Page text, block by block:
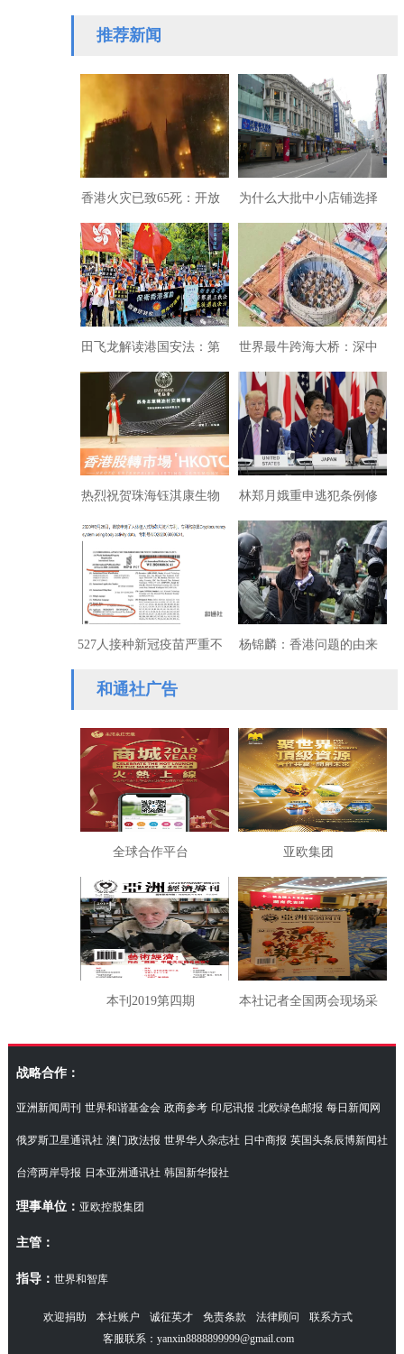
推荐新闻
香港火灾已致65死：开放
秩序下城市臃肿的安全隐
患警示
为什么大批中小店铺选择
退出淘宝？
田飞龙解读港国安法：第
43条细则保障港警规范执
法
世界最牛跨海大桥：深中
通道进展神速
热烈祝贺珠海钰淇康生物
成功挂牌HKOTC
​林郑月娥重申逃犯条例修
订寿终正寝
527人接种新冠疫苗严重不
良反应获赔1.54亿港元
杨锦麟：香港问题的由来
和通社广告
全球合作平台 亚欧集团
本刊2019第四期 本社记者全国两会现场采
访湖南代表团
战略合作：
亚洲新闻周刊 世界和谐基金会 政商参考 印尼讯报 北欧绿色邮报 每日新闻网
俄罗斯卫星通讯社 澳门政法报 世界华人杂志社 日中商报 英国头条辰博新闻社
台湾两岸导报 日本亚洲通讯社 韩国新华报社
理事单位： 亚欧控股集团
主管：
指导： 世界和智库
欢迎捐助 本社账户 诚征英才 免责条款 法律顾问
联系方式
客服联系：yanxin8888899999@gmail.com